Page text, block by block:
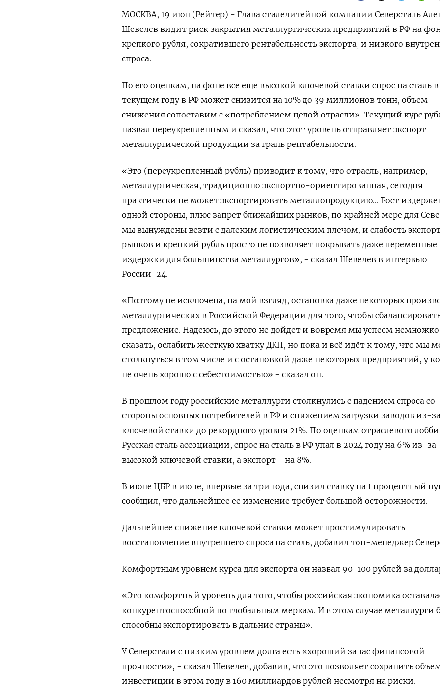
МОСКВА, 19 июн (Рейтер) - Глава сталелитейной компании Северсталь
Шевелев видит риск закрытия металлургических предприятий в РФ на
крепкого рубля, сократившего рентабельность экспорта, и низкого
спроса.
По его оценкам, на фоне все еще высокой ключевой ставки спрос на сталь в
текущем году в РФ может снизится на 10% до 39 миллионов тонн, объем
снижения сопоставим с «потреблением целой отрасли». Текущий курс
назвал переукрепленным и сказал, что этот уровень отправляет экспорт
металлургической продукции за грань рентабельности.
«Это (переукрепленный рубль) приводит к тому, что отрасль, например,
металлургическая, традиционно экспортно-ориентированная, сегодня
практически не может экспортировать металлопродукцию... Рост
одной стороны, плюс запрет ближайших рынков, по крайней мере для
мы вынуждены везти с далеким логистическим плечом, и слабость
рынков и крепкий рубль просто не позволяет покрывать даже переменные
издержки для большинства металлургов», - сказал Шевелев в интервью
России-24.
«Поэтому не исключена, на мой взгляд, остановка даже некоторых
металлургических в Российской Федерации для того, чтобы
предложение. Надеюсь, до этого не дойдет и вовремя мы успеем
сказать, ослабить жесткую хватку ДКП, но пока и всё идёт к тому, что мы
столкнуться в том числе и с остановкой даже некоторых предприятий, у
не очень хорошо с себестоимостью» - сказал он.
В прошлом году российские металлурги столкнулись с падением спроса со
стороны основных потребителей в РФ и снижением загрузки заводов из-
ключевой ставки до рекордного уровня 21%. По оценкам отраслевого лобби
Русская сталь ассоциации, спрос на сталь в РФ упал в 2024 году на 6% из-за
высокой ключевой ставки, а экспорт - на 8%.
В июне ЦБР в июне, впервые за три года, снизил ставку на 1 процентный
сообщил, что дальнейшее ее изменение требует большой осторожности.
Дальнейшее снижение ключевой ставки может простимулировать
восстановление внутреннего спроса на сталь, добавил топ-менеджер
Комфортным уровнем курса для экспорта он назвал 90-100 рублей за
«Это комфортный уровень для того, чтобы российская экономика
конкурентоспособной по глобальным меркам. И в этом случае металлурги
способны экспортировать в дальние страны».
У Северстали с низким уровнем долга есть «хороший запас финансовой
прочности», - сказал Шевелев, добавив, что это позволяет сохранить
инвестиции в этом году в 160 миллиардов рублей несмотря на риски.